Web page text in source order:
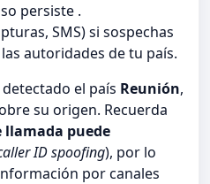
persiste .
SMS) si sospechas
autoridades de tu país.
el país Reunión,
su origen. Recuerda
puede
ID spoofing), por lo
por canales